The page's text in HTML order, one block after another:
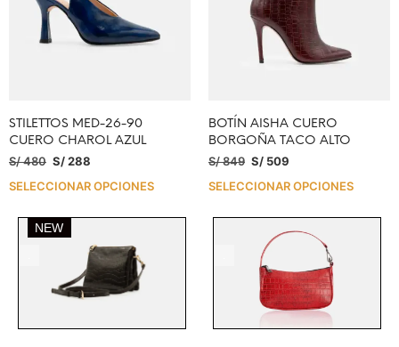
STILETTOS MED-26-90
CUERO CHAROL AZUL
S/480 S/288
SELECCIONAR OPCIONES
BOTÍN AISHA CUERO
BORGOÑA TACO ALTO
S/849 S/ 509
SELECCIONAR OPCIONES